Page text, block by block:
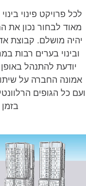
פרויקט פינוי
מאוד לבחור נכון את
מושלם. קבוצת
ובינוי בערים רבות
יודעת להתנהל
החברה על
כל הגופים